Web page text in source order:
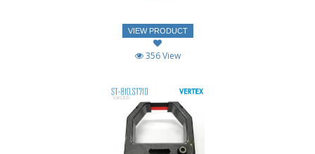
VIEW PRODUCT
356 View